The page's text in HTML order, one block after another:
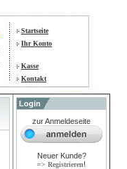
Startseite
Ihr Konto
Kasse
Kontakt
Login
zur Anmeldeseite
Neuer Kunde?
=> Registrieren!